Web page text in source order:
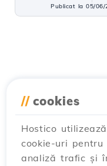
Publicat la 05/06/
// cookies
Hostico
cookie-uri
analiză trafic și